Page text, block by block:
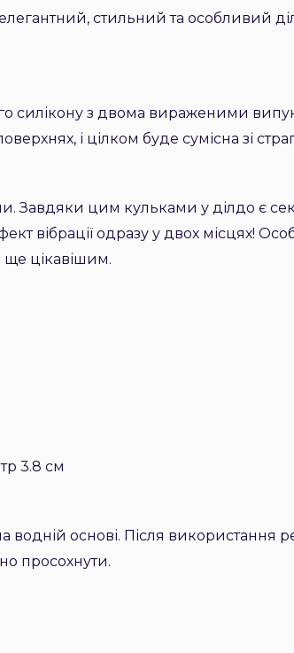
стильний та особливий
силікону з двома вираженими
і цілком буде сумісна зі
Завдяки цим кульками у ділдо є
вібрації одразу у двох місцях!
ще цікавішим.
3.8 см
основі. Після використання
просохнути.